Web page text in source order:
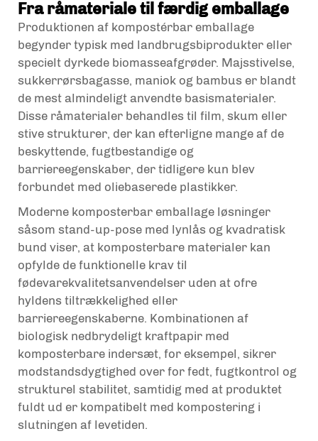
Fra råmateriale til færdig emballage
Produktionen af kompostérbar emballage
begynder typisk med landbrugsbiprodukter eller
specielt dyrkede biomasseafgrøder. Majsstivelse,
sukkerrørsbagasse, maniok og bambus er blandt
de mest almindeligt anvendte basismaterialer.
Disse råmaterialer behandles til film, skum eller
stive strukturer, der kan efterligne mange af de
beskyttende, fugtbestandige og
barriereegenskaber, der tidligere kun blev
forbundet med oliebaserede plastikker.
Moderne komposterbar emballage løsninger
såsom stand-up-pose med lynlås og kvadratisk
bund viser, at komposterbare materialer kan
opfylde de funktionelle krav til
fødevarekvalitetsanvendelser uden at ofre
hyldens tiltrækkelighed eller
barriereegenskaberne. Kombinationen af
biologisk nedbrydeligt kraftpapir med
komposterbare indersæt, for eksempel, sikrer
modstandsdygtighed over for fedt, fugtkontrol og
strukturel stabilitet, samtidig med at produktet
fuldt ud er kompatibelt med kompostering i
slutningen af levetiden.